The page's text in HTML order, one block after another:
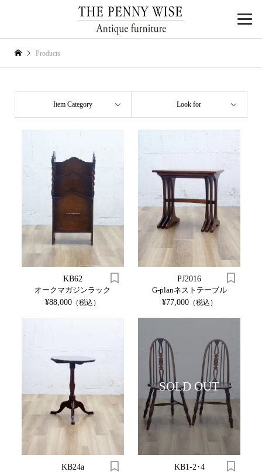
Products
Item Category Look for
KB62
オークマガジンラック
¥88,000 （税込）
PJ2016
G-planネストテーブル
¥77,000（税込）
KB24a
SOLD OUT
KB1-2･4